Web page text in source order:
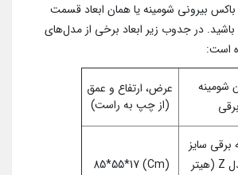
بیرونی شومینه یا همان ابعاد قسمت
باشید. در جدوب زیر ابعاد برخی از مدل‌های
است:
شومینه
برقی
عرض، ارتفاع و عمق
(از چپ به راست)
برقی سایز
85 مدل Z (هیتر
(Cm) 85*55*17